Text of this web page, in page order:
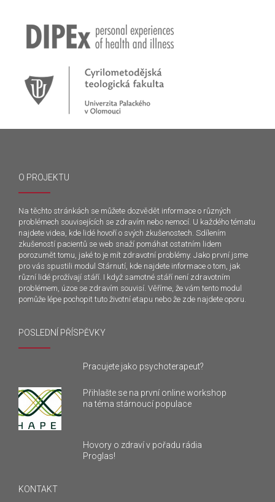
O PROJEKTU
Na těchto stránkách se můžete dozvědět informace o různých
problémech souvisejících se zdravím nebo nemocí. U každého tématu
najdete videa, kde lidé hovoří o svých zkušenostech. Sdílením
zkušeností pacientů se web snaží pomáhat ostatním lidem
porozumět tomu, jaké to je mít zdravotní problémy. Jako první jsme
pro vás spustili modul Stárnutí, kde najdete informace o tom, jak
různí lidé prožívají stáří. I když samotné stáří není zdravotním
problémem, úzce se zdravím souvisí. Věříme, že vám tento modul
pomůže lépe pochopit tuto životní etapu nebo že zde najdete oporu.
POSLEDNÍ PŘÍSPĚVKY
Pracujete jako psychoterapeut?
Přihlašte se na první online workshop
na téma stárnoucí populace
Hovory o zdraví v pořadu rádia
Proglas!
KONTAKT